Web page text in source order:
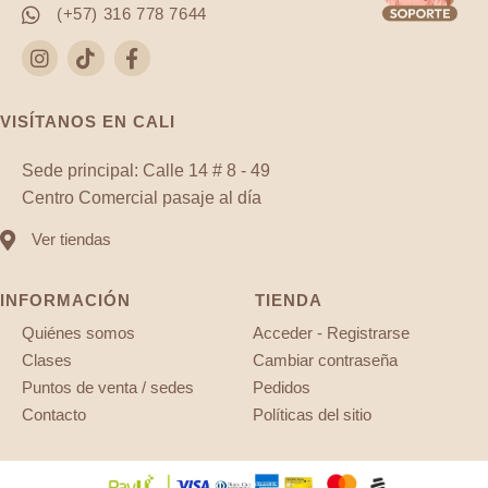
(+57) 316 778 7644
VISÍTANOS EN CALI
Sede principal: Calle 14 # 8 - 49
Centro Comercial pasaje al día
Ver tiendas
INFORMACIÓN
Quiénes somos
Clases
Puntos de venta / sedes
Contacto
TIENDA
Acceder - Registrarse
Cambiar contraseña
Pedidos
Políticas del sitio